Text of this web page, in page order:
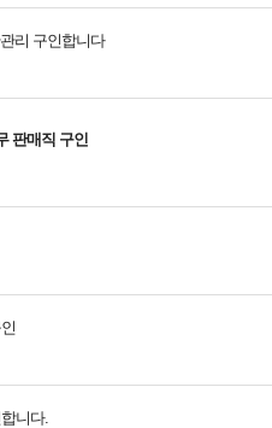
리 구인합니다
판매직 구인
니다.